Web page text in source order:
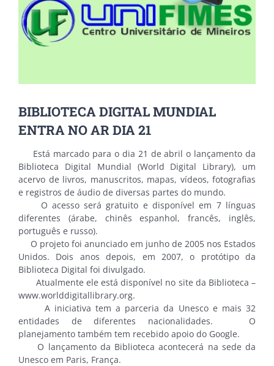
BIBLIOTECA DIGITAL MUNDIAL
ENTRA NO AR DIA 21
Está marcado para o dia 21 de abril o lançamento da
Biblioteca Digital Mundial (World Digital Library), um
acervo de livros, manuscritos, mapas, vídeos, fotografias
e registros de áudio de diversas partes do mundo.
O acesso será gratuito e disponível em 7 línguas
diferentes (árabe, chinês espanhol, francês, inglês,
português e russo).
O projeto foi anunciado em junho de 2005 nos Estados
Unidos. Dois anos depois, em 2007, o protótipo da
Biblioteca Digital foi divulgado.
Atualmente ele está disponível no site da Biblioteca –
www.worlddigitallibrary.org.
A iniciativa tem a parceria da Unesco e mais 32
entidades de diferentes nacionalidades. O
planejamento também tem recebido apoio do Google.
O lançamento da Biblioteca acontecerá na sede da
Unesco em Paris, França.